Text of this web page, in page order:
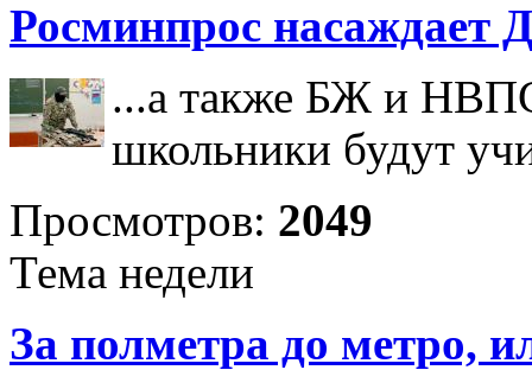
Росминпрос насаждает
...а также БЖ и НВПС
школьники будут
Просмотров: 2049
Тема недели
За полметра до метро,